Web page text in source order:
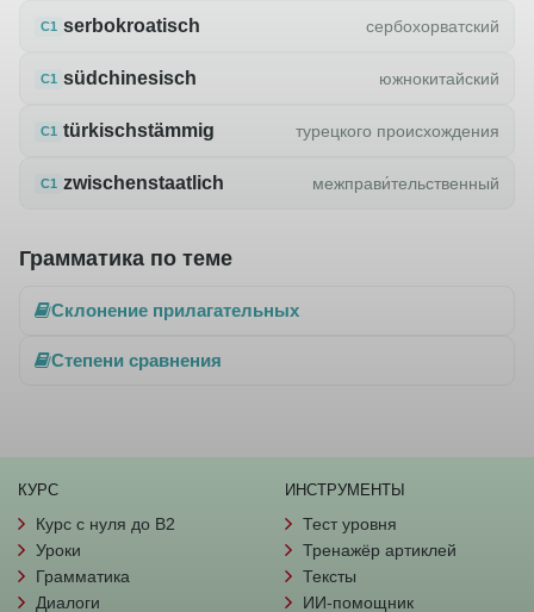
C1 serbokroatisch сербохорватский
C1 südchinesisch южнокитайский
C1 türkischstämmig турецкого происхождения
C1 zwischenstaatlich межправи́тельственный
Грамматика по теме
Склонение прилагательных
Степени сравнения
КУРС
Курс с нуля до B2
Уроки
Грамматика
Диалоги
ИНСТРУМЕНТЫ
Тест уровня
Тренажёр артиклей
Тексты
ИИ-помощник